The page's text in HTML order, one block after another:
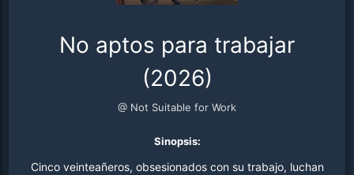
No aptos para trabajar
(2026)
@ Not Suitable for Work
Sinopsis:
Cinco veinteañeros, obsesionados con su trabajo, luchan